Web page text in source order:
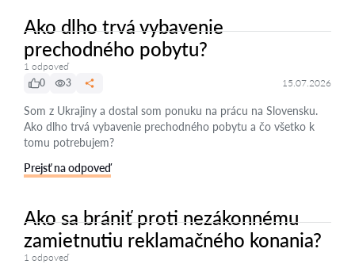
Ako dlho trvá vybavenie
prechodného pobytu?
1 odpoveď
0
3 15.07.2026
Som z Ukrajiny a dostal som ponuku na prácu na Slovensku.
Ako dlho trvá vybavenie prechodného pobytu a čo všetko k
tomu potrebujem?
Prejsť na odpoveď
Ako sa brániť proti nezákonnému
zamietnutiu reklamačného konania?
1 odpoveď